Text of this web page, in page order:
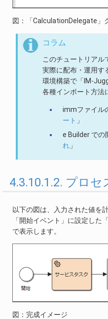
図：「CalculationDelegate」
コラム
このチュートリアル
実際に配布・運用す
環境構築で「IM-
各種インポート方法
immファイル
ート 」
e Builder での
れ」
4.3.10.1.2. プロ
以下の図は、入力された値を
「開始イベント」に設定し
で表示します。
図：完成イメージ